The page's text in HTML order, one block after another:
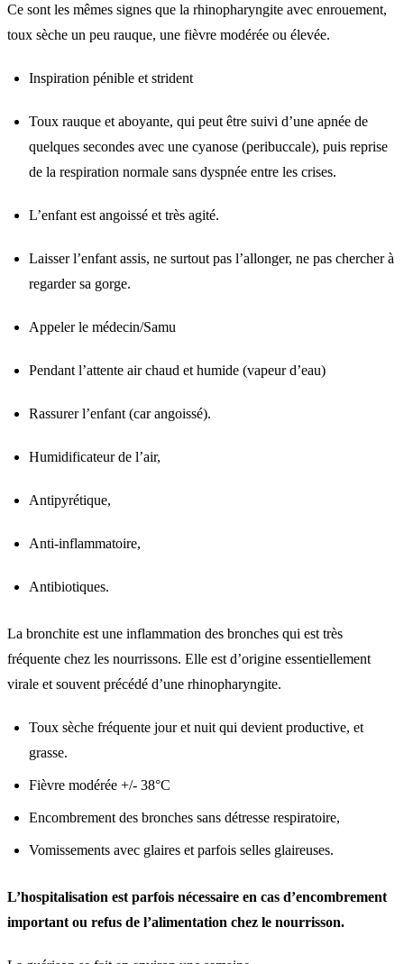
Ce sont les mêmes signes que la rhinopharyngite avec enrouement,
toux sèche un peu rauque, une fièvre modérée ou élevée.
Inspiration pénible et strident
Toux rauque et aboyante, qui peut être suivi d’une apnée de
quelques secondes avec une cyanose (peribuccale), puis reprise
de la respiration normale sans dyspnée entre les crises.
L’enfant est angoissé et très agité.
Laisser l’enfant assis, ne surtout pas l’allonger, ne pas chercher à
regarder sa gorge.
Appeler le médecin/Samu
Pendant l’attente air chaud et humide (vapeur d’eau)
Rassurer l’enfant (car angoissé).
Humidificateur de l’air,
Antipyrétique,
Anti-inflammatoire,
Antibiotiques.
La bronchite est une inflammation des bronches qui est très
fréquente chez les nourrissons. Elle est d’origine essentiellement
virale et souvent précédé d’une rhinopharyngite.
Toux sèche fréquente jour et nuit qui devient productive, et
grasse.
Fièvre modérée +/- 38°C
Encombrement des bronches sans détresse respiratoire,
Vomissements avec glaires et parfois selles glaireuses.
L’hospitalisation est parfois nécessaire en cas d’encombrement
important ou refus de l’alimentation chez le nourrisson.